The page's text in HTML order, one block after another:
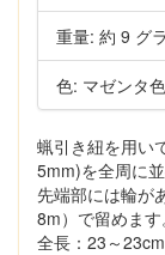
重量: 約 9 グ
色: マゼンタ色
蝋引き紐を用い
5mm)を全周に
先端部には輪が
8m）で留めます
全長：23～23cm